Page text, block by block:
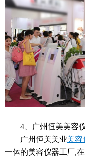
4、广州恒美美容
广州恒美美业美容
一体的美容仪器工厂,